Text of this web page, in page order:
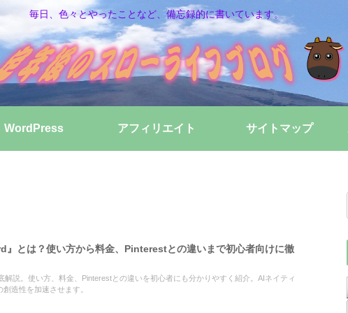
毎日、色々とやったことなど、備忘録的に書いています。
WordPress アフィリエイト サイトマップ
とは？使い方から料金、Pinterestとの違いまで初心者向けに徹
解説。使い方、料金、Pinterestとの違いを初心者にも分かりやすく紹介。AIネイティ
造性を加速させます。